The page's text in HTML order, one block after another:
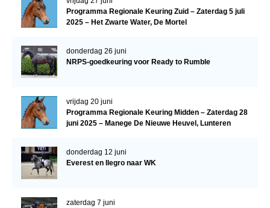
Programma Regionale Keuring Zuid – Zaterdag 5 juli
2025 – Het Zwarte Water, De Mortel
donderdag 26 juni
NRPS-goedkeuring voor Ready to Rumble
vrijdag 20 juni
Programma Regionale Keuring Midden – Zaterdag 28
juni 2025 – Manege De Nieuwe Heuvel, Lunteren
donderdag 12 juni
Everest en Ilegro naar WK
zaterdag 7 juni